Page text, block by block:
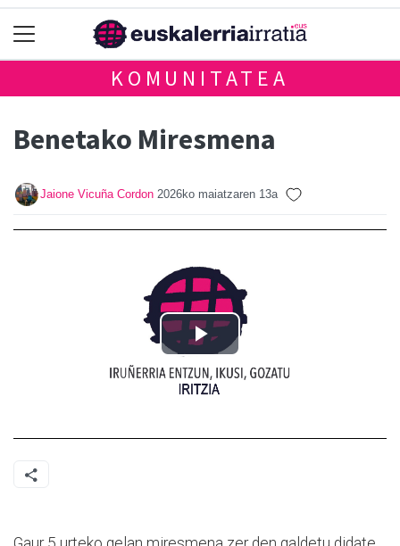
KOMUNITATEA
Benetako Miresmena
Jaione Vicuña Cordon 2026ko maiatzaren 13a